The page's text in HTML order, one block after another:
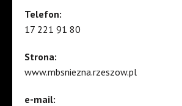
Telefon:
17 221 91 80
Strona:
www.mbsniezna.rzeszow.pl
e-mail: